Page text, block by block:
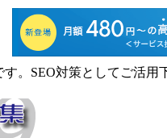
。SEO対策としてご活用